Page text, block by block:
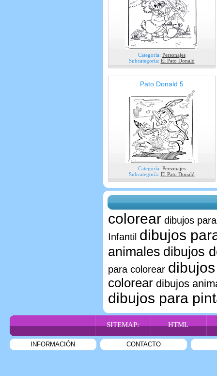
Categoría: Personajes
Subcategoría: El Pato Donald
Pato Donald 5
Categoría: Personajes
Subcategoría: El Pato Donald
colorear dibujos
Infantil dibujos
animales dibujos
para colorear
colorear dibujos
dibujos para
SITEMAP: HTML
INFORMACIÓN CONTACTO